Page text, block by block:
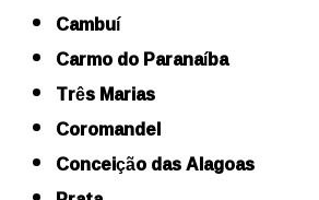
Cambuí
Carmo do Paranaíba
Três Marias
Coromandel
Conceição das Alagoas